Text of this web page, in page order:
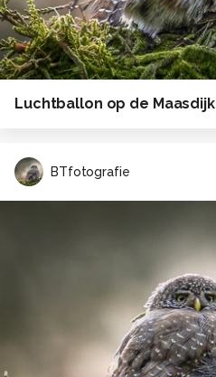
Luchtballon op de Maasdijk
BTfotografie